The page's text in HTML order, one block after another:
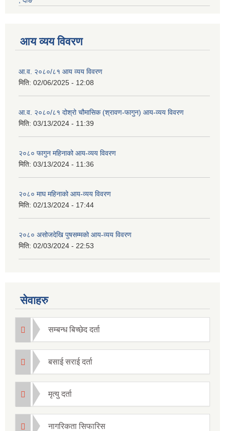
आय व्यय विवरण
आ.व. २०८०/८१ आय व्यय विवरण
मिति: 02/06/2025 - 12:08
आ.व. २०८०/८१ दोश्रो चौमासिक (श्रावण-फागुन) आय-व्यय विवरण
मिति: 03/13/2024 - 11:39
२०८० फागुन महिनाको आय-व्यय विवरण
मिति: 03/13/2024 - 11:36
२०८० माघ महिनाको आय-व्यय विवरण
मिति: 02/13/2024 - 17:44
२०८० असोजदेखि पुषसम्मको आय-व्यय विवरण
मिति: 02/03/2024 - 22:53
सेवाहरु
सम्बन्ध बिच्छेद दर्ता
बसाई सराई दर्ता
मृत्यु दर्ता
नागरिकता सिफारिस